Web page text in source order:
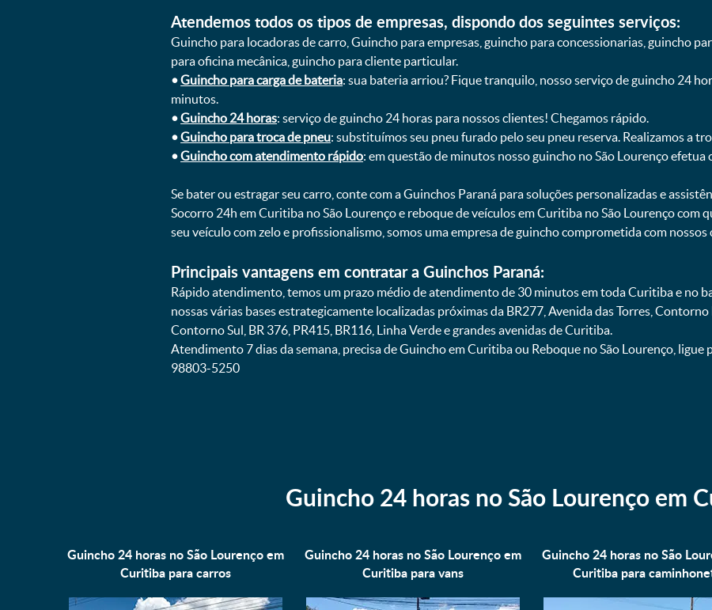
Atendemos todos os tipos de empresas, dispondo dos seguintes serviços:
Guincho para locadoras de carro, Guincho para empresas, guincho para concessionarias, guincho
para oficina mecânica, guincho para cliente particular.
•Guincho para carga de bateria: sua bateria arriou? Fique tranquilo, nosso serviço de guincho 24
minutos.
•Guincho 24 horas: serviço de guincho 24 horas para nossos clientes! Chegamos rápido.
•Guincho para troca de pneu: substituímos seu pneu furado pelo seu pneu reserva. Realizamos a
•Guincho com atendimento rápido: em questão de minutos nosso guincho no São Lourenço efetua
Se bater ou estragar seu carro, conte com a Guinchos Paraná para soluções personalizadas e
Socorro 24h em Curitiba no São Lourenço e reboque de veículos em Curitiba no São Lourenço com
seu veículo com zelo e profissionalismo, somos uma empresa de guincho comprometida com nossos
Principais vantagens em contratar a Guinchos Paraná:
Rápido atendimento, temos um prazo médio de atendimento de 30 minutos em toda Curitiba e no
nossas várias bases estrategicamente localizadas próximas da BR277, Avenida das Torres,
Contorno Sul, BR 376, PR415, BR116, Linha Verde e grandes avenidas de Curitiba.
Atendimento 7 dias da semana, precisa de Guincho em Curitiba ou Reboque no São Lourenço, ligue
98803-5250
Guincho 24 horas no São Lourenço em
Guincho 24 horas no São Lourenço em
Curitiba paracarros
Guincho 24 horas no São Lourenço em
Curitiba paravans
Guincho 24 horas no São
Curitiba para